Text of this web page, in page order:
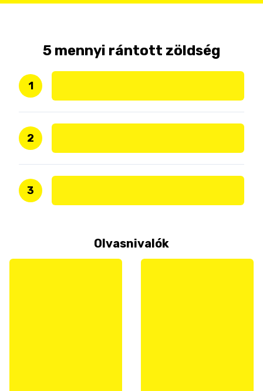
5 mennyi rántott zöldség
1
2
3
Olvasnivalók